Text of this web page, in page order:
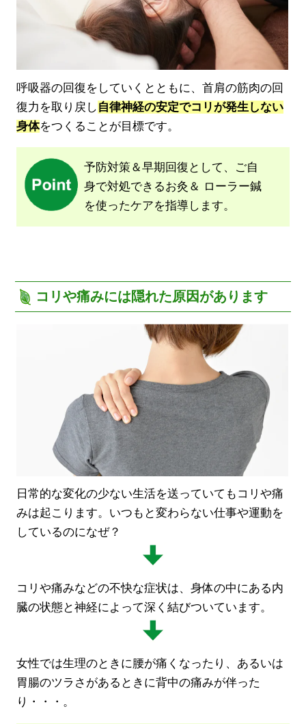
呼吸器の回復をしていくとともに、首肩の筋肉の回
復力を取り戻し 自律神経の安定でコリが発生しない
身体をつくることが目標です。
予防対策＆早期回復として、ご自
身で対処できるお灸＆ ローラー鍼
を使ったケアを指導します。
コリや痛みには隠れた原因があります
日常的な変化の少ない生活を送っていてもコリや痛
みは起こります。いつもと変わらない仕事や運動を
しているのになぜ？
コリや痛みなどの不快な症状は、身体の中にある内
臓の状態と神経によって深く結びついています。
女性では生理のときに腰が痛くなったり、あるいは
胃腸のツラさがあるときに背中の痛みが伴った
り・・・。